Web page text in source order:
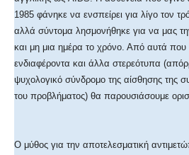
1985 φάνηκε να ενσπείρει για λίγο τον
αλλά σύντομα λησμονήθηκε για να μας
και μη μια ημέρα το χρόνο. Από αυτά
ενδιαφέροντα και άλλα στερεότυπα
ψυχολογικό σύνδρομο της αίσθησης της
του προβλήματος) θα παρουσιάσουμε
Ο μύθος για την αποτελεσματική